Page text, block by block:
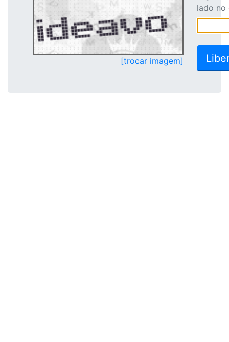
[trocar imagem]
lado no